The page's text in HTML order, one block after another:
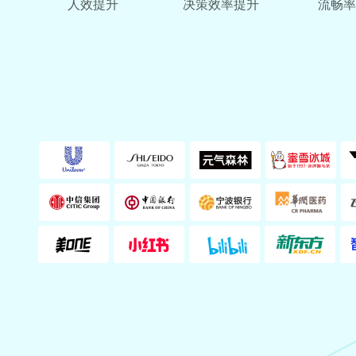
人效提升 决策效率提升 流畅